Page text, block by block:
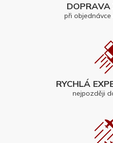
při objednávce
RYCHLÁ
nejpozději